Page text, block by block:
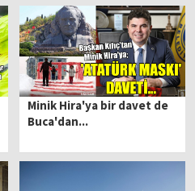
Minik Hira'ya bir davet de
Buca'dan...